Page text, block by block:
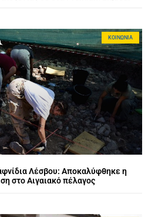
ΚΟΙΝΩΝΊΑ
Λέσβου: Αποκαλύφθηκε η
στο Αιγαιακό πέλαγος